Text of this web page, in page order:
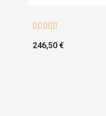
    
246,50 €